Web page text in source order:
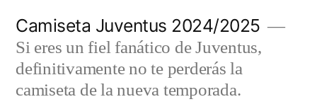
contenido
Camiseta Juventus 2024/2025
Si eres un fiel fanático de Juventus,
definitivamente no te perderás la
camiseta de la nueva temporada.